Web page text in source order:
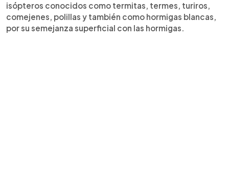
isópteros conocidos como termitas, termes, turiros,
comejenes, polillas y también como hormigas blancas,
por su semejanza superficial con las hormigas.